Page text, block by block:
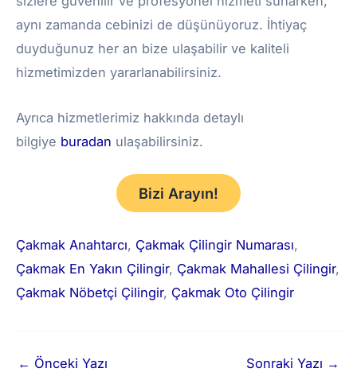
aynı zamanda cebinizi de düşünüyoruz. İhtiyaç
duyduğunuz her an bize ulaşabilir ve kaliteli
hizmetimizden yararlanabilirsiniz.
Ayrıca hizmetlerimiz hakkında detaylı
bilgiye buradan ulaşabilirsiniz.
Bizi Arayın!
Çakmak Anahtarcı, Çakmak Çilingir Numarası
Çakmak En Yakın Çilingir, Çakmak Mahallesi Çilingir
Çakmak Nöbetçi Çilingir, Çakmak Oto Çilingir
← Önceki Yazı Sonraki Yazı →